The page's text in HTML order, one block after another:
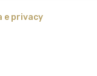
e privacy